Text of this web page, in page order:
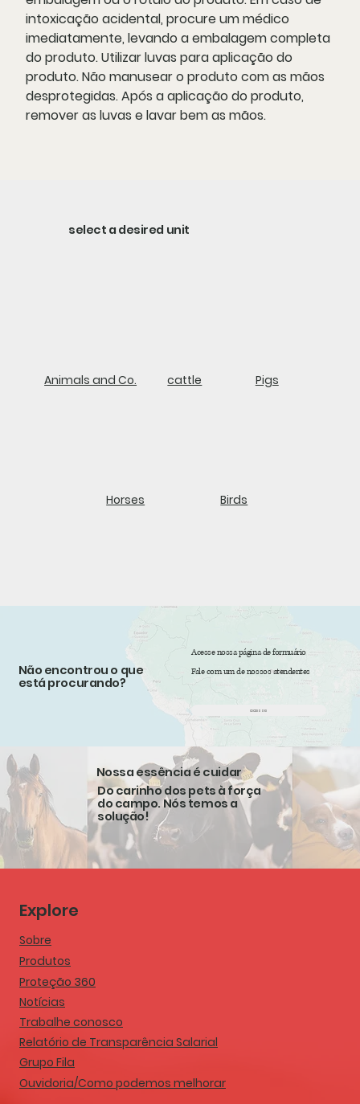
intoxicação acidental, procure um médico
imediatamente, levando a embalagem completa
do produto. Utilizar luvas para aplicação do
produto. Não manusear o produto com as mãos
desprotegidas. Após a aplicação do produto,
remover as luvas e lavar bem as mãos.
select a desired unit
Animals and Co.
Horses
cattle
Birds
Pigs
Não encontrou o que
está procurando?
Acesse nossa página de formuário
Fale com um de nossos atendentes
acesse
Nossa essência é cuidar
Do carinho dos pets à força
do campo. Nós temos a
solução!
Explore
Sobre
Produtos
Proteção 360
Notícias
Trabalhe conosco
Relatório de Transparência Salarial
Grupo Fila
Ouvidoria/Como podemos melhorar